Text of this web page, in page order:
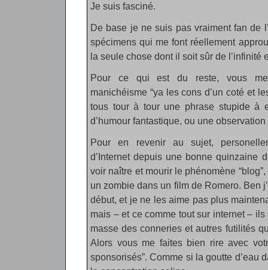
Je suis fasciné.
De base je ne suis pas vraiment fan de
spécimens qui me font réellement
la seule chose dont il soit sûr de l’infinité
Pour ce qui est du reste, vous
manichéisme “ya les cons d’un coté et
tous tour à tour une phrase stupide à
d’humour fantastique, ou une
Pour en revenir au sujet,
d’Internet depuis une bonne quinzaine
voir naître et mourir le phénomène
un zombie dans un film de Romero. Ben
début, et je ne les aime pas plus
mais – et ce comme tout sur internet –
masse des conneries et autres futilités
Alors vous me faites bien rire avec
sponsorisés”. Comme si la goutte d’eau